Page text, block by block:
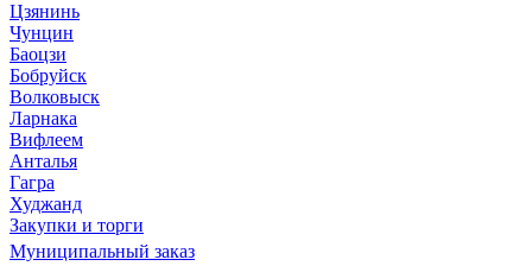
Цзянинь
Чунцин
Баоцзи
Бобруйск
Волковыск
Ларнака
Вифлеем
Анталья
Гагра
Худжанд
Закупки и торги
Муниципальный заказ